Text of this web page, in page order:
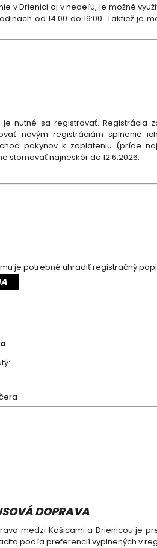
v Drienici aj v nedeľu, je možné
od 14:00 do 19:00. Taktiež je
nutné sa registrovať. Registrácia
novým registráciám splnenie
pokynov k zaplateniu (príde
stornovať najneskôr do 12.6.2026.
je potrebné uhradiť registračný
DOPRAVA
medzi Košicami a Drienicou je
podľa preferencií vyplnených v